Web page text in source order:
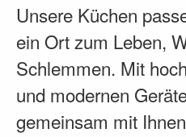
Unsere Küchen
ein Ort zum Leben,
Schlemmen. Mit
und modernen
gemeinsam mit